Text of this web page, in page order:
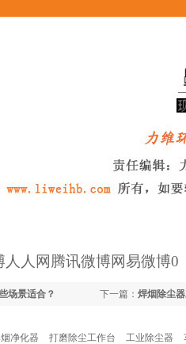
人人网 腾讯微博网易微博0
下一篇： 焊烟除尘
场景适合？
净化器 打磨除尘工作台 工业除尘器